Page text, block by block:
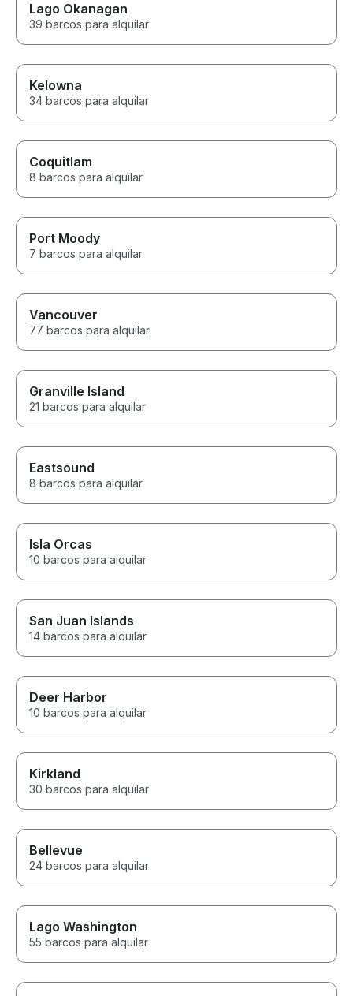
Lago Okanagan
39 barcos para alquilar
Kelowna
34 barcos para alquilar
Coquitlam
8 barcos para alquilar
Port Moody
7 barcos para alquilar
Vancouver
77 barcos para alquilar
Granville Island
21 barcos para alquilar
Eastsound
8 barcos para alquilar
Isla Orcas
10 barcos para alquilar
San Juan Islands
14 barcos para alquilar
Deer Harbor
10 barcos para alquilar
Kirkland
30 barcos para alquilar
Bellevue
24 barcos para alquilar
Lago Washington
55 barcos para alquilar